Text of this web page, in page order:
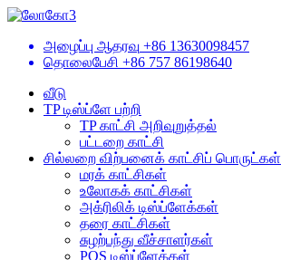
அழைப்பு ஆதரவு +86 13630098457
தொலைபேசி +86 757 86198640
வீடு
TP டிஸ்ப்ளே பற்றி
TP காட்சி அறிவுறுத்தல்
பட்டறை காட்சி
சில்லறை விற்பனைக் காட்சிப் பொருட்கள்
மரக் காட்சிகள்
உலோகக் காட்சிகள்
அக்ரிலிக் டிஸ்ப்ளேக்கள்
தரை காட்சிகள்
சுழற்பந்து வீச்சாளர்கள்
POS டிஸ்ப்ளேக்கள்